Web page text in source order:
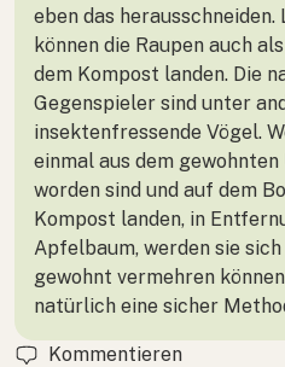
eben das herausschneiden.
können die Raupen auch
dem Kompost landen. Die
Gegenspieler sind unter
insektenfressende Vögel.
einmal aus dem
worden sind und auf dem
Kompost landen, in
Apfelbaum, werden sie
gewohnt vermehren
natürlich eine sicher
Kommentieren